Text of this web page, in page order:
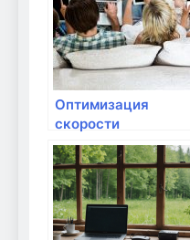
Оптимизация
скорости
интернет-
соединения:
советы и
рекомендации